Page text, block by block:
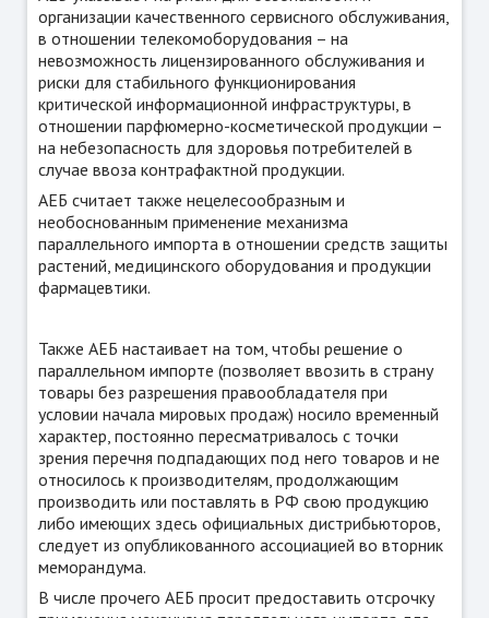
организации качественного сервисного обслуживания,
в отношении телекомоборудования – на
невозможность лицензированного обслуживания и
риски для стабильного функционирования
критической информационной инфраструктуры, в
отношении парфюмерно-косметической продукции –
на небезопасность для здоровья потребителей в
случае ввоза контрафактной продукции.
АЕБ считает также нецелесообразным и
необоснованным применение механизма
параллельного импорта в отношении средств защиты
растений, медицинского оборудования и продукции
фармацевтики.
Также АЕБ настаивает на том, чтобы решение о
параллельном импорте (позволяет ввозить в страну
товары без разрешения правообладателя при
условии начала мировых продаж) носило временный
характер, постоянно пересматривалось с точки
зрения перечня подпадающих под него товаров и не
относилось к производителям, продолжающим
производить или поставлять в РФ свою продукцию
либо имеющих здесь официальных дистрибьюторов,
следует из опубликованного ассоциацией во вторник
меморандума.
В числе прочего АЕБ просит предоставить отсрочку